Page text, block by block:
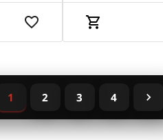
1 2 3 4